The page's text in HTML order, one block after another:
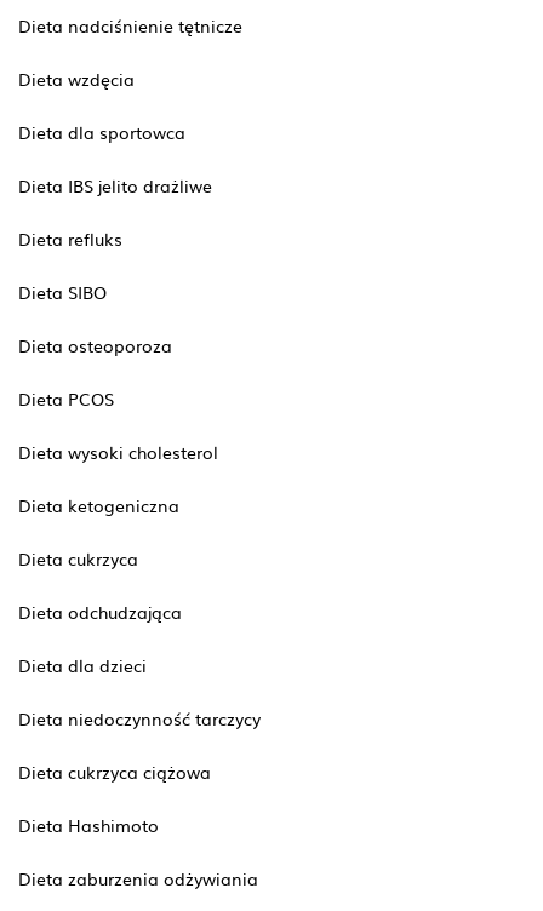
Dieta nadciśnienie tętnicze
Dieta wzdęcia
Dieta dla sportowca
Dieta IBS jelito drażliwe
Dieta refluks
Dieta SIBO
Dieta osteoporoza
Dieta PCOS
Dieta wysoki cholesterol
Dieta ketogeniczna
Dieta cukrzyca
Dieta odchudzająca
Dieta dla dzieci
Dieta niedoczynność tarczycy
Dieta cukrzyca ciążowa
Dieta Hashimoto
Dieta zaburzenia odżywiania